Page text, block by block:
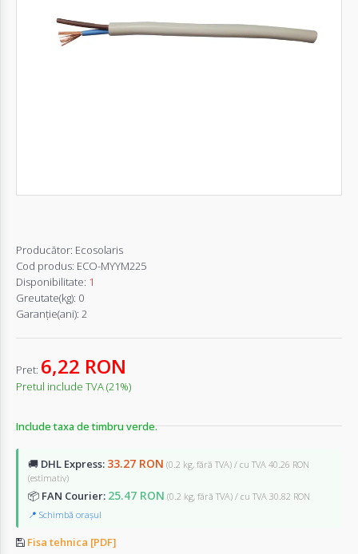
Autentifică-
Producător: Ecosolaris
Cod produs: ECO-MYYM225
Disponibilitate: 1
Greutate(kg): 0
Garanţie(ani): 2
Pret: 6,22 RON
Pretul include TVA (21%)
Include taxa de timbru verde.
🚚 DHL Express: 33.27 RON (0.2 kg, fără TVA) / cu TVA 40.26 RON
(estimativ)
📦 FAN Courier: 25.47 RON (0.2 kg, fără TVA) / cu TVA 30.82 RON
📍 Schimbă orașul
Fisa tehnica [PDF]